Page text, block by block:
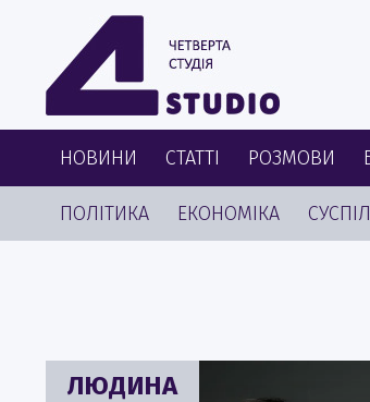
НОВИНИ СТАТТІ РОЗМОВИ
ПОЛІТИКА ЕКОНОМІКА
ЛЮДИНА